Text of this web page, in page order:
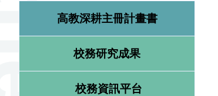
高教深耕主冊計畫書
校務研究成果
校務資訊平台